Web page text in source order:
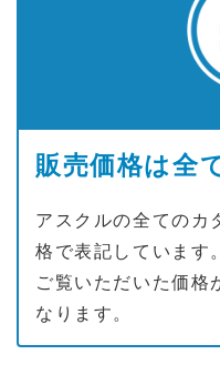
販売価格は全
アスクルの全てのカ
格で表記しています。
ご覧いただいた価格
なります。